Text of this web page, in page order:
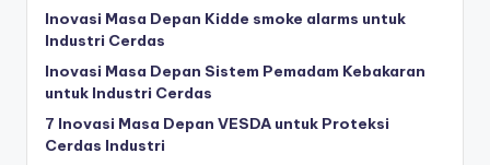
Inovasi Masa Depan Kidde smoke alarms untuk
Industri Cerdas
Inovasi Masa Depan Sistem Pemadam Kebakaran
untuk Industri Cerdas
7 Inovasi Masa Depan VESDA untuk Proteksi
Cerdas Industri